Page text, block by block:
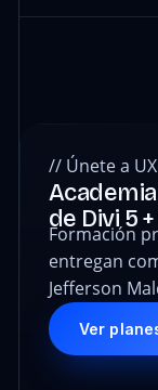
// Únete a
de Divi 5
Formación
entregan
Jefferson
Ver